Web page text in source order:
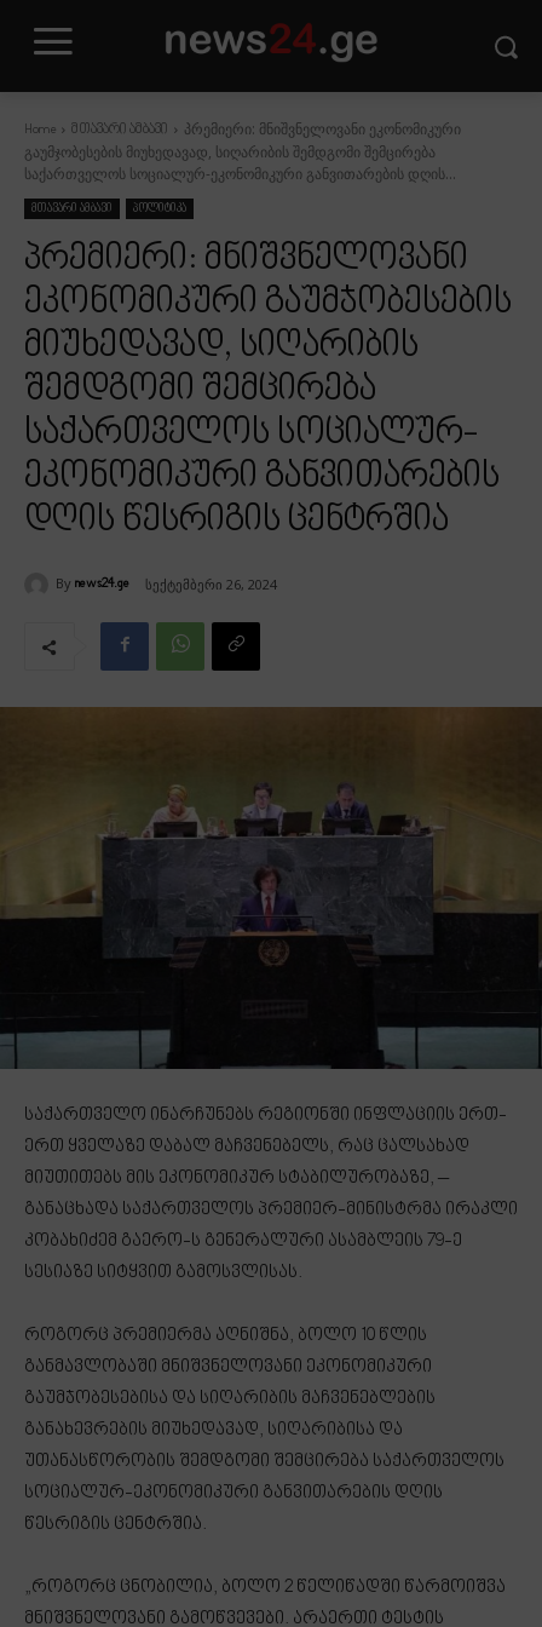
Home მთავარი ამბავი
პრემიერი: მნიშვნელოვანი ეკონომიკური
გაუმჯობესების მიუხედავად, სიღარიბის შემდგომი შემცირება
საქართველოს სოციალურ-ეკონომიკური განვითარების დღის...
მთავარი ამბავი პოლიტიკა
პრემიერი: მნიშვნელოვანი
ეკონომიკური გაუმჯობესების
მიუხედავად, სიღარიბის
შემდგომი შემცირება
საქართველოს სოციალურ-
ეკონომიკური განვითარების
დღის წესრიგის ცენტრშია
By news24.ge სექტემბერი 26, 2024
საქართველო ინარჩუნებს რეგიონში ინფლაციის ერთ-
ერთ ყველაზე დაბალ მაჩვენებელს, რაც ცალსახად
მიუთითებს მის ეკონომიკურ სტაბილურობაზე, –
განაცხადა საქართველოს პრემიერ-მინისტრმა ირაკლი
კობახიძემ გაერო-ს გენერალური ასამბლეის 79-ე
სესიაზე სიტყვით გამოსვლისას.
როგორც პრემიერმა აღნიშნა, ბოლო 10 წლის
განმავლობაში მნიშვნელოვანი ეკონომიკური
გაუმჯობესებისა და სიღარიბის მაჩვენებლების
განახევრების მიუხედავად, სიღარიბისა და
უთანასწორობის შემდგომი შემცირება საქართველოს
სოციალურ-ეკონომიკური განვითარების დღის
წესრიგის ცენტრშია.
„როგორც ცნობილია, ბოლო 2 წელიწადში წარმოიშვა
მნიშვნელოვანი გამოწვევები. არაერთი ტესტის